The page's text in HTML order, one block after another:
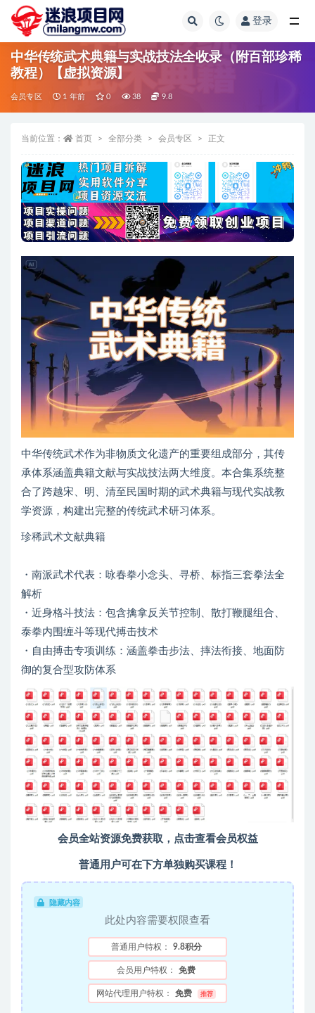
登录
中华传统武术典籍与实战技法全收录（附百部珍稀
教程）【虚拟资源】
会员专区 1 年前 0 38 9.8
当前位置： 首页 全部分类 会员专区 正文
中华传统武术作为非物质文化遗产的重要组成部分，其传
承体系涵盖典籍文献与实战技法两大维度。本合集系统整
合了跨越宋、明、清至民国时期的武术典籍与现代实战教
学资源，构建出完整的传统武术研习体系。
珍稀武术文献典籍
・南派武术代表：咏春拳小念头、寻桥、标指三套拳法全
解析
・近身格斗技法：包含擒拿反关节控制、散打鞭腿组合、
泰拳内围缠斗等现代搏击技术
・自由搏击专项训练：涵盖拳击步法、摔法衔接、地面防
御的复合型攻防体系
会员全站资源免费获取，点击查看会员权益
普通用户可在下方单独购买课程！
隐藏内容
此处内容需要权限查看
普通用户特权： 9.8积分
会员用户特权： 免费
网站代理用户特权： 免费 推荐
全部